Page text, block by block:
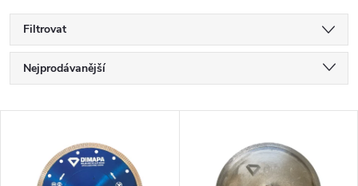
Filtrovat
Ř
a
Nejprodávanější
Abecedně